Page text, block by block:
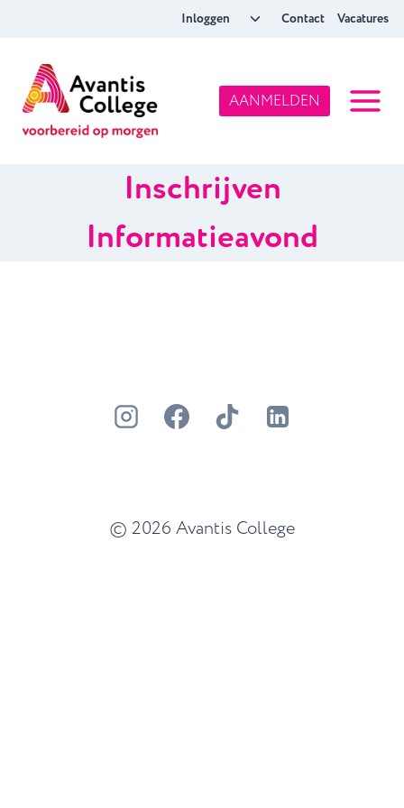
inhoud
Inloggen
ToggleContact Vacatures
AANMELDEN
Inschrijven
Informatieavond
© 2026 Avantis College